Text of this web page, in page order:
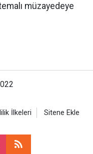
müzayedeye
İlkeleri Sitene Ekle